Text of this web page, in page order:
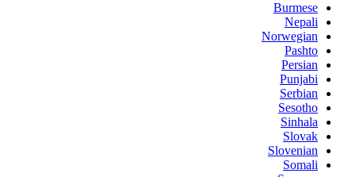
Burmese
Nepali
Norwegian
Pashto
Persian
Punjabi
Serbian
Sesotho
Sinhala
Slovak
Slovenian
Somali